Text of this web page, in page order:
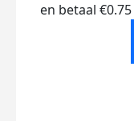
en betaal